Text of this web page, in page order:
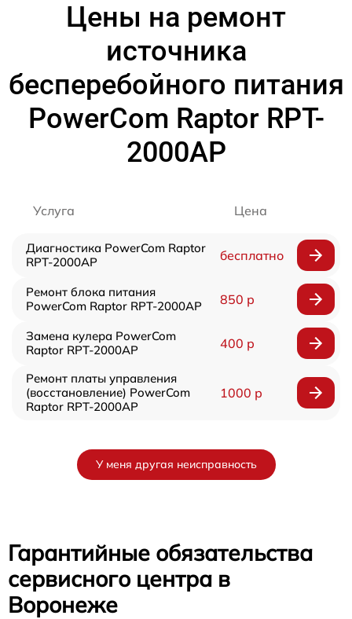
Цены на ремонт
источника
бесперебойного питания
PowerCom Raptor RPT-
2000AP
Услуга Цена
Диагностика PowerCom Raptor
RPT-2000AP
бесплатно
Ремонт блока питания
PowerCom Raptor RPT-2000AP
850 р
Замена кулера PowerCom
Raptor RPT-2000AP
400 р
Ремонт платы управления
(восстановление) PowerCom
Raptor RPT-2000AP
1000 р
У меня другая неисправность
Гарантийные обязательства
сервисного центра в
Воронеже